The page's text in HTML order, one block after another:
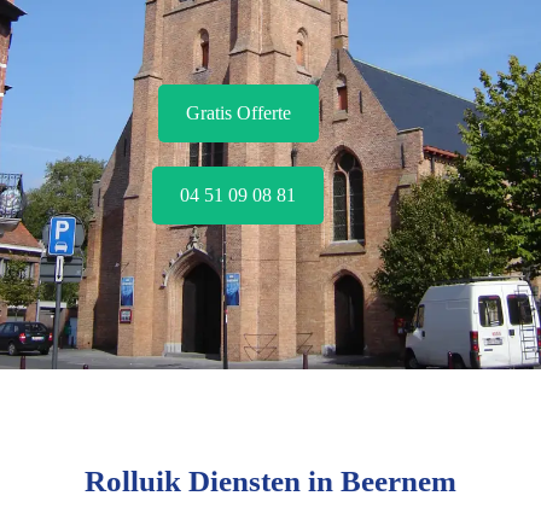
Gratis Offerte
04 51 09 08 81
Rolluik Diensten in Beernem